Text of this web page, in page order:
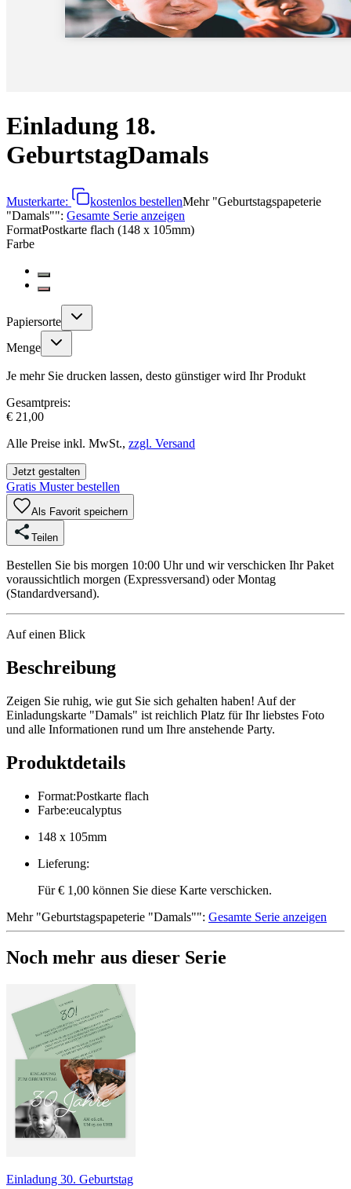
Einladung 18.
GeburtstagDamals
Musterkarte: kostenlos bestellenMehr"Geburtstagspapeterie
"Damals"": Gesamte Serie anzeigen
FormatPostkarte flach (148 x 105mm)
Farbe
Papiersorte
Menge
Je mehr Sie drucken lassen, desto günstiger wird Ihr Produkt
Gesamtpreis:
€ 21,00
Alle Preise inkl. MwSt., zzgl. Versand
Jetzt gestalten
Gratis Muster bestellen
Als Favorit speichern
Teilen
Bestellen Sie bis morgen 10:00 Uhr und wir verschicken Ihr Paket
voraussichtlich morgen (Expressversand) oder Montag
(Standardversand).
Auf einen Blick
Beschreibung
Zeigen Sie ruhig, wie gut Sie sich gehalten haben! Auf der
Einladungskarte "Damals" ist reichlich Platz für Ihr liebstes Foto
und alle Informationen rund um Ihre anstehende Party.
Produktdetails
Format:Postkarte flach
Farbe:eucalyptus
148 x 105mm
Lieferung:
Für € 1,00 können Sie diese Karte verschicken.
Mehr"Geburtstagspapeterie "Damals"": Gesamte Serie anzeigen
Noch mehr aus dieser Serie
Einladung 30. Geburtstag